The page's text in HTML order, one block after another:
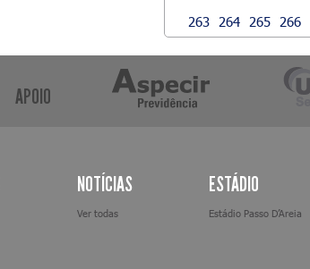
263
264 265 266
APOIO
NOTÍCIAS
Ver todas
ESTÁDIO
Estádio Passo D’Areia